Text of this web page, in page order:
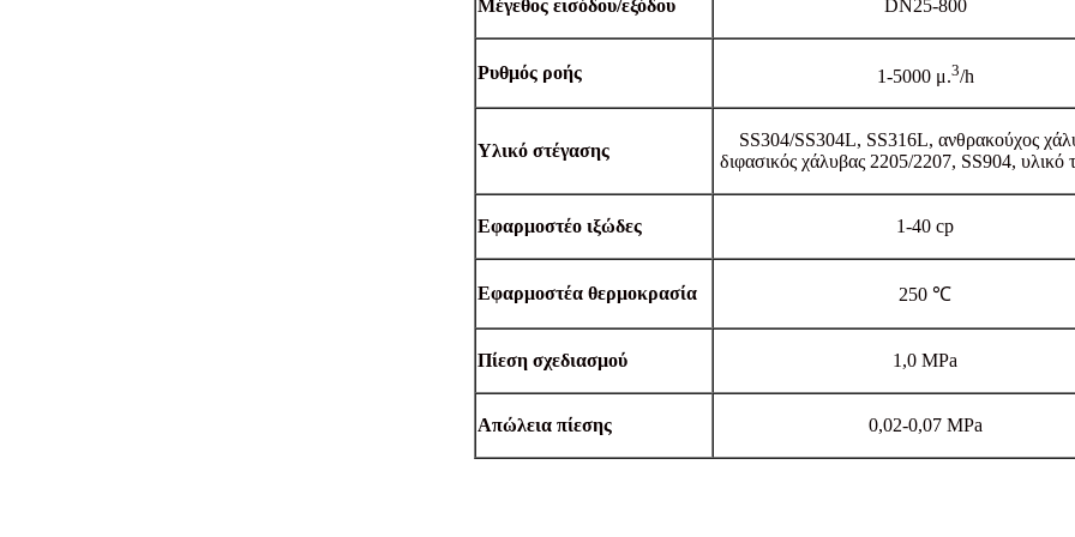
Μέγεθος εισόδου/εξόδου DN25-800
Ρυθμός ροής 1-5000 μ.3/h
Υλικό στέγασης
SS304/SS304L, SS316L, ανθρακούχος
διφασικός χάλυβας 2205/2207, SS904, υλικό
Εφαρμοστέο ιξώδες 1-40 cp
Εφαρμοστέα θερμοκρασία 250 ℃
Πίεση σχεδιασμού 1,0 MPa
Απώλεια πίεσης 0,02-0,07 MPa